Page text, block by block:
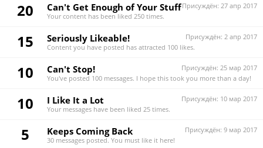
20 Присуждён: 27 апр 2017
Can't Get Enough of Your Stuff
Your content has been liked 250 times.
15 Присуждён: 2 апр 2017
Seriously Likeable!
Content you have posted has attracted 100 likes.
10 Присуждён: 25 мар 2017
Can't Stop!
You've posted 100 messages. I hope this took you more than a day!
10 Присуждён: 10 мар 2017
I Like It a Lot
Your messages have been liked 25 times.
5 Присуждён: 9 мар 2017
Keeps Coming Back
30 messages posted. You must like it here!